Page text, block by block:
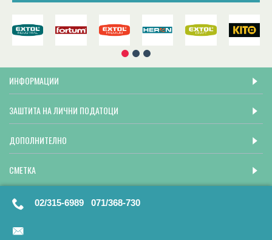
ИНФОРМАЦИИ
ЗАШТИТА НА ЛИЧНИ ПОДАТОЦИ
ДОПОЛНИТЕЛНО
СМЕТКА
02/315-6989 071/368-730